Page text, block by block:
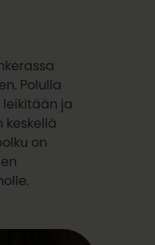
Polulla
leikitään ja
keskellä
on